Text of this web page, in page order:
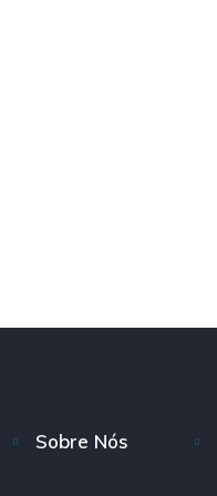
Sobre Nós